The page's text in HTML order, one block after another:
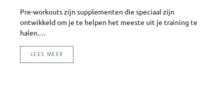
Pre-workouts zijn supplementen die speciaal zijn
ontwikkeld om je te helpen het meeste uit je training te
halen.…
LEES MEER